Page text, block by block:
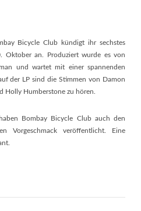
Bicycle Club kündigt ihr sechstes
Oktober an. Produziert wurde es von
und wartet mit einer spannenden
der LP sind die Stimmen von Damon
Holly Humberstone zu hören.
Bombay Bicycle Club auch den
Vorgeschmack veröffentlicht. Eine